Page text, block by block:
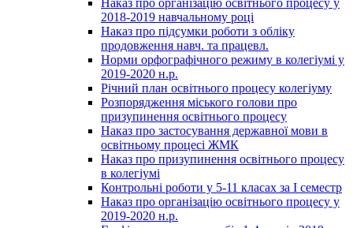
Наказ про організацію освітнього процесу у
2018-2019 навчальному році
Наказ про підсумки роботи з обліку
продовження навч. та працевл.
Норми орфографічного режиму в колегіумі у
2019-2020 н.р.
Річний план освітнього процесу колегіуму
Розпорядження міського голови про
призупинення освітнього процесу
Наказ про застосування державної мови в
освітньому процесі ЖМК
Наказ про призупинення освітнього процесу
в колегіумі
Контрольні роботи у 5-11 класах за І семестр
Наказ про організацію освітнього процесу у
2019-2020 н.р.